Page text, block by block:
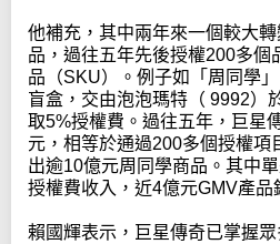
他補充，其中兩年來一個較大
品，過往五年先後授權200多個
品（SKU）。例子如「周同學
盲盒，交由泡泡瑪特（ 9992）
取5%授權費。過往五年，巨星
元，相等於通過200多個授權項
出逾10億元周同學商品。其中
授權費收入，近4億元GMV產品
賴國輝表示，巨星傳奇已掌握